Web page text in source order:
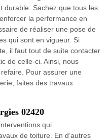
durable. Sachez que tous les
la performance en
de réaliser une pose de
qui sont en vigueur. Si
il faut tout de suite contacter
de celle-ci. Ainsi, nous
Pour assurer une
faites des travaux
02420
qui
de toiture. En d’autres